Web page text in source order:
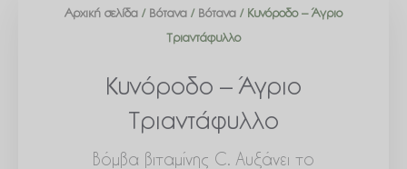
Αρχική σελίδα / Βότανα / Βότανα / Κυνόροδο – Άγριο
Τριαντάφυλλο
Κυνόροδο – Άγριο
Τριαντάφυλλο
Βόμβα βιταμίνης C. Αυξάνει το